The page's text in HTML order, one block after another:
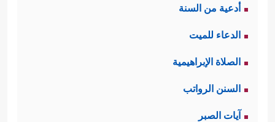
أدعية من السنة
الدعاء للميت
الصلاة الإبراهيمية
السنن الرواتب
آيات الصبر